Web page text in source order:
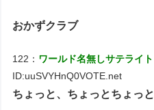
おかずクラブ
122： ワールド名無しサテライト
ID:uuSVYHnQ0VOTE.net
ちょっと、ちょっとちょっと